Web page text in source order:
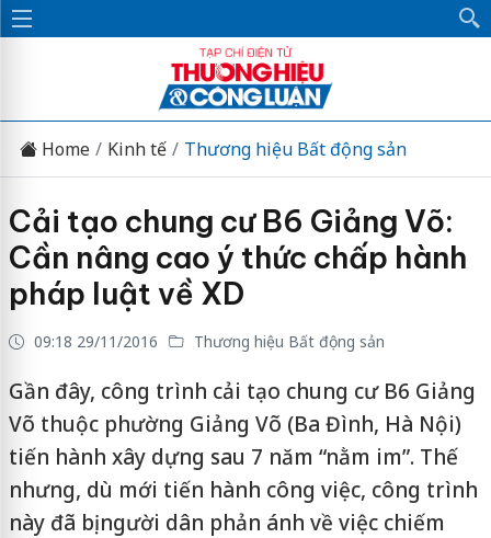
Home Kinh tế Thương hiệu Bất động sản
Cải tạo chung cư B6 Giảng Võ:
Cần nâng cao ý thức chấp hành
pháp luật về XD
09:18 29/11/2016 Thương hiệu Bất động sản
Gần đây, công trình cải tạo chung cư B6 Giảng
Võ thuộc phường Giảng Võ (Ba Đình, Hà Nội)
tiến hành xây dựng sau 7 năm “nằm im”. Thế
nhưng, dù mới tiến hành công việc, công trình
này đã bị người dân phản ánh về việc chiếm